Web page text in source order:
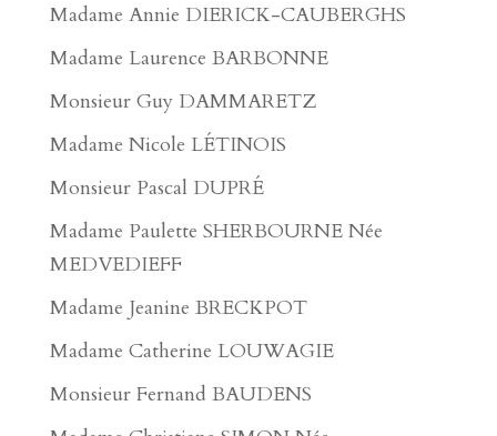
Madame Annie DIERICK-CAUBERGHS
Madame Laurence BARBONNE
Monsieur Guy DAMMARETZ
Madame Nicole LÉTINOIS
Monsieur Pascal DUPRÉ
Madame Paulette SHERBOURNE Née
MEDVEDIEFF
Madame Jeanine BRECKPOT
Madame Catherine LOUWAGIE
Monsieur Fernand BAUDENS